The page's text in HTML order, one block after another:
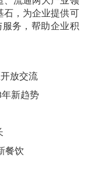
，为企业提供可
务，帮助企业积
放交流
新趋势
餐饮